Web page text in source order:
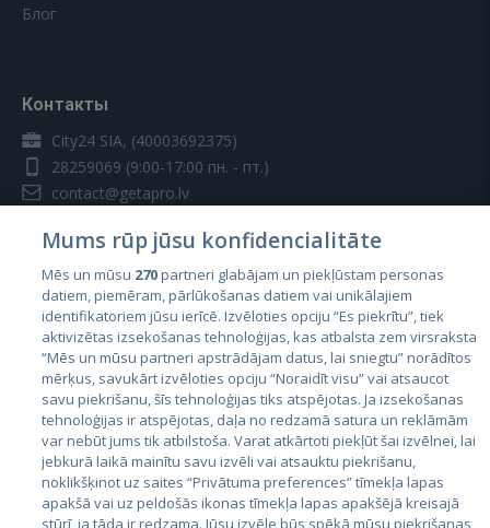
Блог
Контакты
City24 SIA, (40003692375)
28259069 (9:00-17:00 пн. - пт.)
contact@getapro.lv
Страны
Эстония
Латвия
Литва
Mums rūp jūsu konfidencialitāte
Mēs un mūsu 270partneri glabājam un piekļūstam personas
datiem, piemēram, pārlūkošanas datiem vai unikālajiem
identifikatoriem jūsu ierīcē. Izvēloties opciju “Es piekrītu”, tiek
aktivizētas izsekošanas tehnoloģijas, kas atbalsta zem virsraksta
“Mēs un mūsu partneri apstrādājam datus, lai sniegtu” norādītos
mērķus, savukārt izvēloties opciju “Noraidīt visu” vai atsaucot
savu piekrišanu, šīs tehnoloģijas tiks atspējotas. Ja izsekošanas
tehnoloģijas ir atspējotas, daļa no redzamā satura un reklāmām
var nebūt jums tik atbilstoša. Varat atkārtoti piekļūt šai izvēlnei, lai
jebkurā laikā mainītu savu izvēli vai atsauktu piekrišanu,
noklikšķinot uz saites “Privātuma preferences” tīmekļa lapas
apakšā vai uz peldošās ikonas tīmekļa lapas apakšējā kreisajā
stūrī, ja tāda ir redzama. Jūsu izvēle būs spēkā mūsu piekrišanas